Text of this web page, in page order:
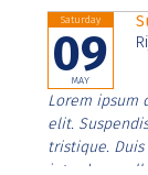
Saturday
09
MAY
Lorem ipsum
elit.
tristique.
interdum